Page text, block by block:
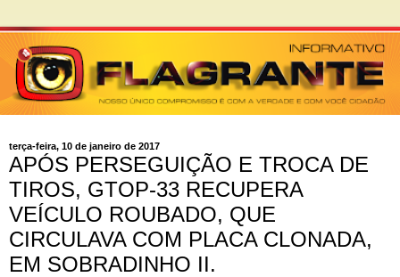
terça-feira, 10 de janeiro de 2017
APÓS PERSEGUIÇÃO E TROCA DE
TIROS, GTOP-33 RECUPERA
VEÍCULO ROUBADO, QUE
CIRCULAVA COM PLACA CLONADA,
EM SOBRADINHO II.